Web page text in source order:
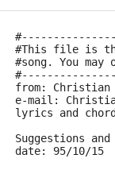
#This file is
#song. You
from: Christian
e-mail:
lyrics and
Suggestions
date: 95/10/15